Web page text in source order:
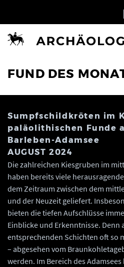
FUND DES
Sumpfschildkröten im
paläolithischen Funde
Barleben-Adamsee
AUGUST 2024
Die zahlreichen Kiesgruben im
haben bereits viele
dem Zeitraum zwischen dem
und der Neuzeit geliefert.
bieten die tiefen Aufschlüsse
Einblicke und Erkenntnisse.
entsprechenden Schichten oft so
– abgesehen vom
werden. Im Bereich des